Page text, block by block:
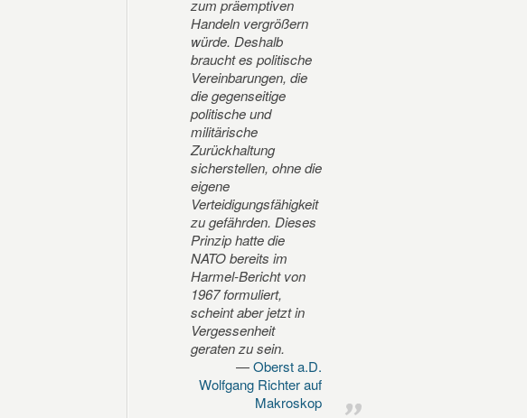
zum präemptiven
Handeln vergrößern
würde. Deshalb
braucht es politische
Vereinbarungen, die
die gegenseitige
politische und
militärische
Zurückhaltung
sicherstellen, ohne die
eigene
Verteidigungsfähigkeit
zu gefährden. Dieses
Prinzip hatte die
NATO bereits im
Harmel-Bericht von
1967 formuliert,
scheint aber jetzt in
Vergessenheit
geraten zu sein.
Oberst a.D.
Wolfgang Richter auf
Makroskop